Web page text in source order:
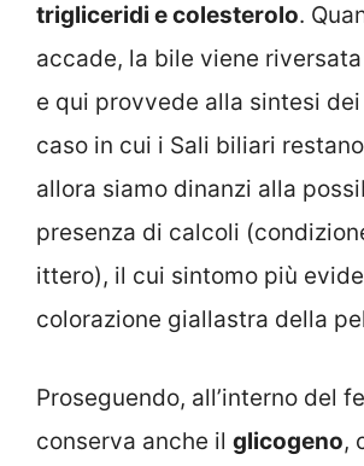
trigliceridi e colesterolo.
accade, la bile viene
e qui provvede alla sintesi
caso in cui i Sali biliari
allora siamo dinanzi alla
presenza di calcoli
ittero), il cui sintomo più
colorazione giallastra della
Proseguendo, all’interno del
conserva anche il glicogeno,